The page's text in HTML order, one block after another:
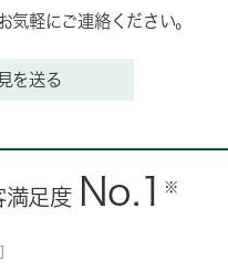
気軽にご連絡ください。
を送る
満足度 No.1 ※